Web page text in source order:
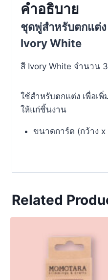
คำอธิบาย
ชุดพู่สำหรับตกแต่
Ivory White
สี Ivory White จำนวน
ใช้สำหรับตกแต่ง เพื่อเ
ให้แก่ชิ้นงาน
ขนาดการ์ด (กว้าง x
Related